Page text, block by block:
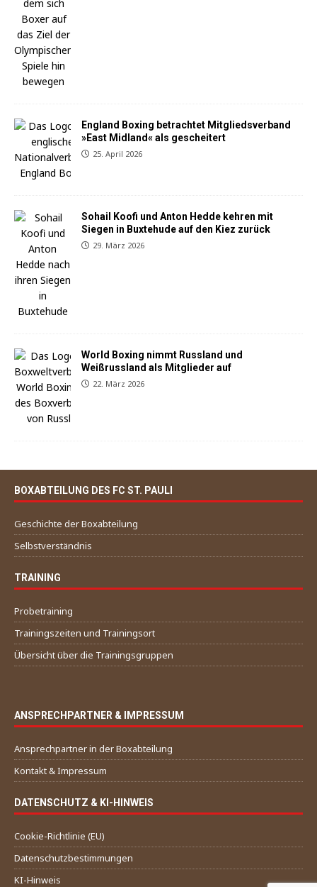
England Boxing betrachtet Mitgliedsverband
»East Midland« als gescheitert
25. April 2026
Sohail Koofi und Anton Hedde kehren mit
Siegen in Buxtehude auf den Kiez zurück
29. März 2026
World Boxing nimmt Russland und
Weißrussland als Mitglieder auf
22. März 2026
BOXABTEILUNG DES FC ST. PAULI
Geschichte der Boxabteilung
Selbstverständnis
TRAINING
Probetraining
Trainingszeiten und Trainingsort
Übersicht über die Trainingsgruppen
ANSPRECHPARTNER & IMPRESSUM
Ansprechpartner in der Boxabteilung
Kontakt & Impressum
DATENSCHUTZ & KI-HINWEIS
Cookie-Richtlinie (EU)
Datenschutzbestimmungen
KI-Hinweis